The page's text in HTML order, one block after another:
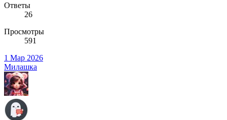
Ответы
26
Просмотры
591
1 Мар 2026
Милашка